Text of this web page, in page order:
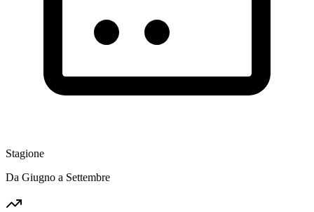
Stagione
Da Giugno a Settembre